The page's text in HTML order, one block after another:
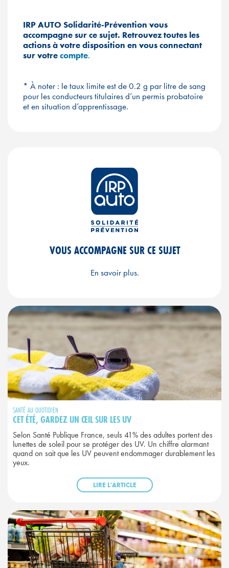
IRP AUTO Solidarité-Prévention vous
accompagne sur ce sujet. Retrouvez toutes les
actions à votre disposition en vous connectant
sur votrecompte.
* À noter : le taux limite est de 0.2 g par litre de sang
pour les conducteurs titulaires d’un permis probatoire
et en situation d’apprentissage.
VOUS ACCOMPAGNE SUR CE SUJET
En savoir plus.
SANTÉ AU QUOTIDIEN
CET ÉTÉ, GARDEZ UN ŒIL SUR LES UV
Selon Santé Publique France, seuls 41% des adultes portent des
lunettes de soleil pour se protéger des UV. Un chiffre alarmant
quand on sait que les UV peuvent endommager durablement les
yeux.
LIRE L'ARTICLE